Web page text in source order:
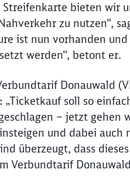
bieten wir
zu nutzen“,
ist nun vorhanden
werden“, betont er.
Donauwald
„Ticketkauf soll so
– jetzt
und dabei auch
überzeugt, dass
Verbundtarif